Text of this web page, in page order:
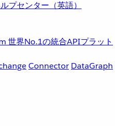
プセンター（英語）
世界No.1の統合APIプラット
Connector DataGraph